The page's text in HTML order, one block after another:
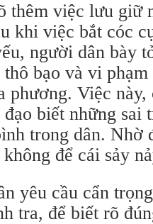
thêm việc lưu giữ
khi việc bắt cóc
người dân bày
bạo và vi phạm
phương. Việc
đạo biết những sai
trong dân. Nhờ
để cái sảy
yêu cầu cẩn
tra, để biết rõ